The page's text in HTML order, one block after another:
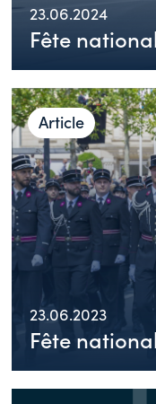
23.06.2024
Fête
Article
23.06.2023
Fête